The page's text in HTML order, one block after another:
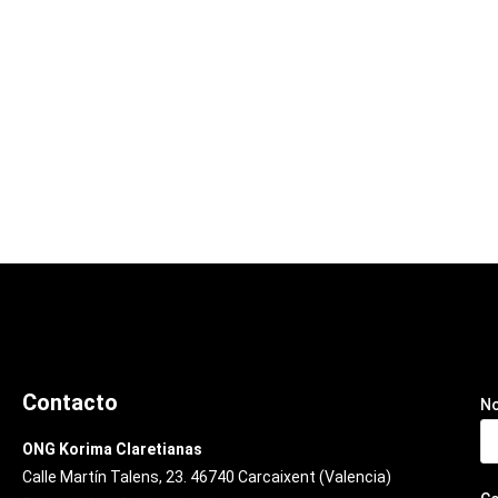
Contacto
ONG Korima Claretianas
Calle Martín Talens, 23. 46740 Carcaixent (Valencia)